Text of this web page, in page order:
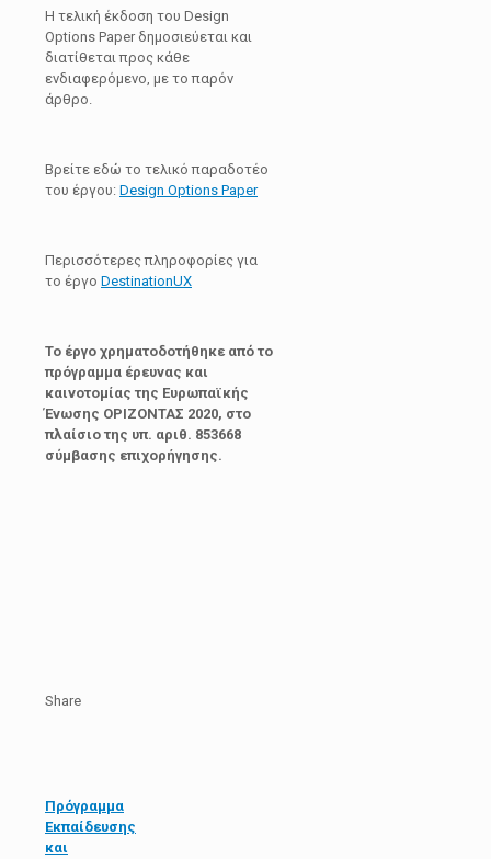
Η τελική έκδοση του Design
Options Paper δημοσιεύεται και
διατίθεται προς κάθε
ενδιαφερόμενο, με το παρόν
άρθρο.
Βρείτε εδώ το τελικό παραδοτέο
του έργου: Design Options Paper
Περισσότερες πληροφορίες για
το έργο DestinationUX
Το έργο χρηματοδοτήθηκε από το
πρόγραμμα έρευνας και
καινοτομίας της Ευρωπαϊκής
Ένωσης ΟΡΙΖΟΝΤΑΣ 2020, στο
πλαίσιο της υπ. αριθ. 853668
σύμβασης επιχορήγησης.
Share
Πρόγραμμα
Εκπαίδευσης
και